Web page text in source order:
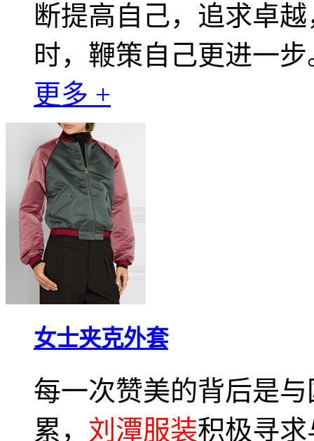
断提高自己，追求卓
时，鞭策自己更进一步
更多 +
女士夹克外套
每一次赞美的背后是
累， 刘潭服装积极寻